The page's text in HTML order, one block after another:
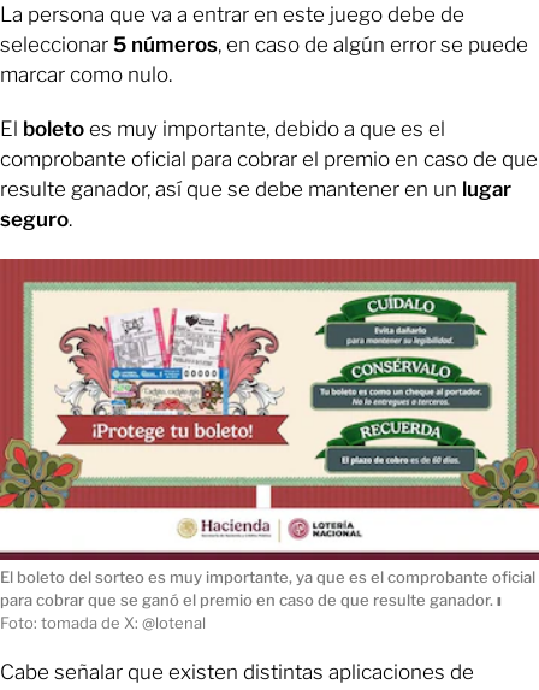
La persona que va a entrar en este juego debe de
seleccionar 5 números, en caso de algún error se puede
marcar como nulo.
El boleto es muy importante, debido a que es el
comprobante oficial para cobrar el premio en caso de que
resulte ganador, así que se debe mantener en un lugar
seguro.
El boleto del sorteo es muy importante, ya que es el comprobante oficial
para cobrar que se ganó el premio en caso de que resulte ganador. ı
Foto: tomada de X: @lotenal
Cabe señalar que existen distintas aplicaciones de